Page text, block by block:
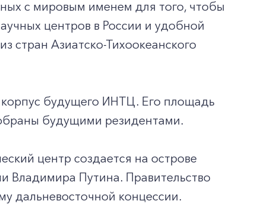
с мировым именем для того, чтобы
центров в России и удобной
стран Азиатско-Тихоокеанского
будущего ИНТЦ. Его площадь
будущими резидентами.
центр создается на острове
Владимира Путина. Правительство
дальневосточной концессии.